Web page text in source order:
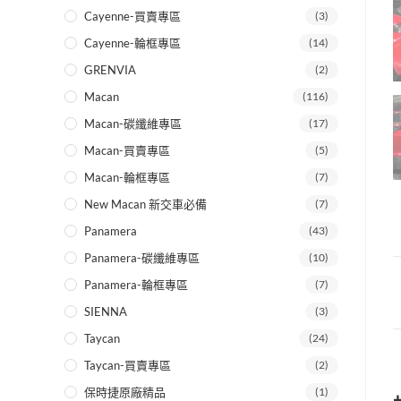
Cayenne-買賣專區 (3)
Cayenne-輪框專區 (14)
GRENVIA (2)
Macan (116)
Macan-碳纖維專區 (17)
Macan-買賣專區 (5)
Macan-輪框專區 (7)
New Macan 新交車必備 (7)
Panamera (43)
Panamera-碳纖維專區 (10)
Panamera-輪框專區 (7)
SIENNA (3)
Taycan (24)
Taycan-買賣專區 (2)
保時捷原廠精品 (1)